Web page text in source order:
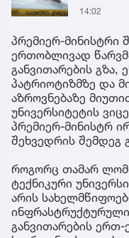
დრომდე
14:02
პრემიერ-მინისტრი
ერთობლივად
განვითარების გზა,
პატრიოტიზმზე და
აზროვნებაზე
უნივერსიტეტის
პრემიერ-მინისტრ
შეხვედრის შემდეგ
როგორც თამარ
ტექნიკური
არის
განვითარების